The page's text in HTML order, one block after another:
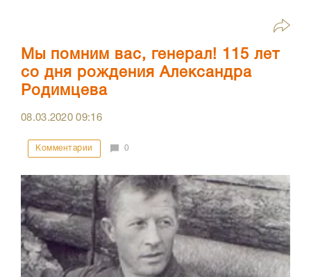
Мы помним вас, генерал! 115 лет
со дня рождения Александра
Родимцева
08.03.202009:16
Комментарии 0